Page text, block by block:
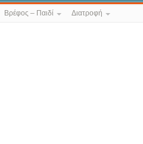
Βρέφος – Παιδί Διατροφή